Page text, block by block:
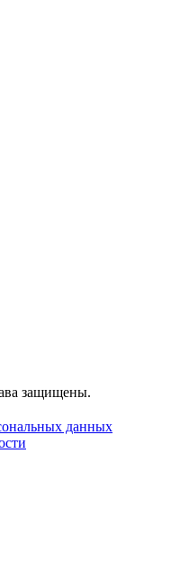
защищены.
данных